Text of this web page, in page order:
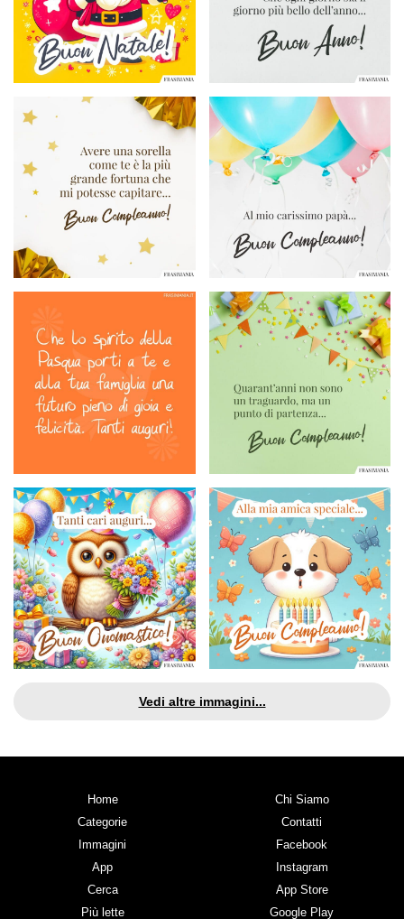
Vedi altre immagini...
Home
Categorie
Immagini
App
Cerca
Più lette
Chi Siamo
Contatti
Facebook
Instagram
App Store
Google Play